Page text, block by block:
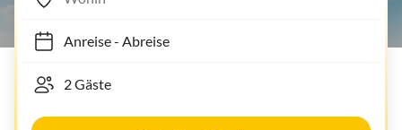
Anreise- Abreise